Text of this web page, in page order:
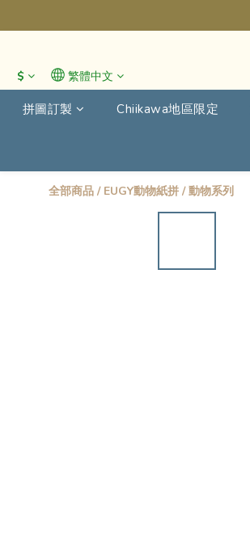
$ 繁體中文
拼圖訂製 Chiikawa地區限定
全部商品 / EUGY動物紙拼 /動物系列